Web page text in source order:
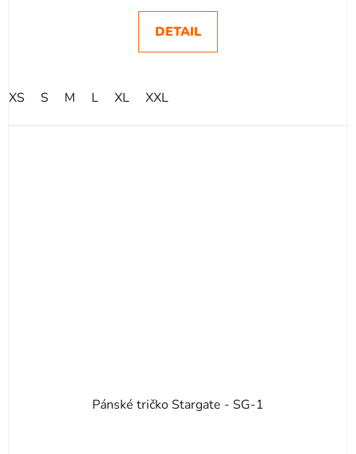
je
4,9
DETAIL
XS S M L XL XXL
Pánské tričko Stargate - SG-1